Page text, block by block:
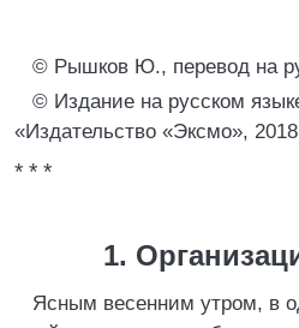
© Рышков Ю., перевод на
© Издание на русском
«Издательство «Эксмо», 2018
* * *
1.
Ясным весенним утром, в